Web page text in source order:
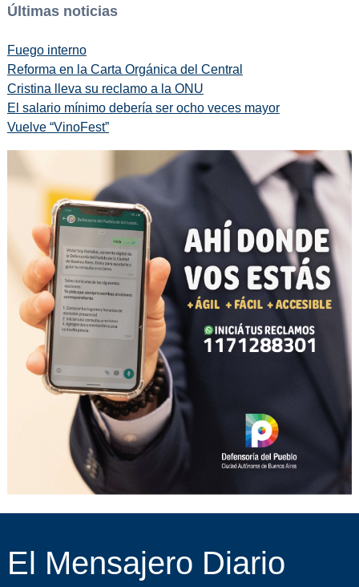
Últimas noticias
Fuego interno
Reforma en la Carta Orgánica del Central
Cristina lleva su reclamo a la ONU
El salario mínimo debería ser ocho veces mayor
Vuelve “VinoFest”
El Mensajero Diario